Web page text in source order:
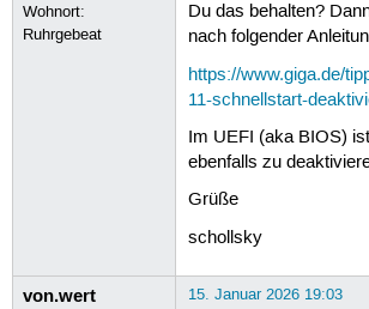
Wohnort:
Ruhrgebeat
Du das behalten?
nach folgender
https://www.giga.de/
11-schnellstart-
Im UEFI (aka BIOS)
ebenfalls zu
Grüße
schollsky
von.wert 15. Januar 2026 19:03